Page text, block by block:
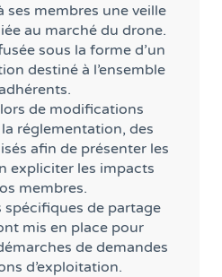
ses membres une veille
au marché du drone.
sous la forme d’un
destiné à l’ensemble
de modifications
réglementation, des
afin de présenter les
expliciter les impacts
membres.
spécifiques de partage
mis en place pour
de demandes
d’exploitation.